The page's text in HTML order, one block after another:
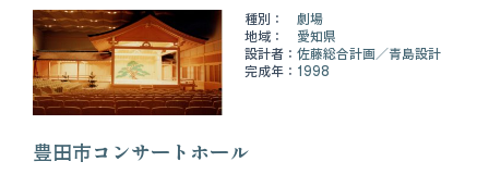
種別：
劇場
地域：
愛知県
設計者： 佐藤総合計画
青島設計
完成年： 1998
豊田市コンサートホール